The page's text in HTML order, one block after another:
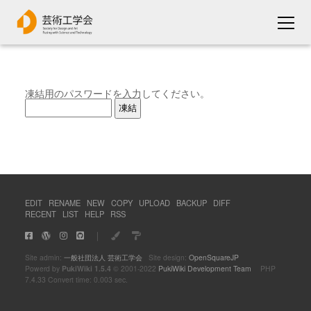
凍結用のパスワードを入力してください。
EDIT RENAME NEW COPY UPLOAD BACKUP
DIFF
RECENT
LIST HELP RSS
｜
Site admin: 一般社団法人 芸術工学会Site design: OpenSquareJP
Powerd by PukiWiki 1.5.4 © 2001-2022 PukiWiki Development Team PHP
7.4.33 Convert time: 0.003 sec.